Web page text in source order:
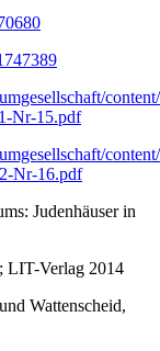
Nr-15.pdf
Nr-16.pdf
Judenhäuser in
LIT-Verlag 2014
Wattenscheid,